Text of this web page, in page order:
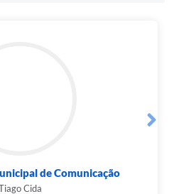
de Comunicação
Cida